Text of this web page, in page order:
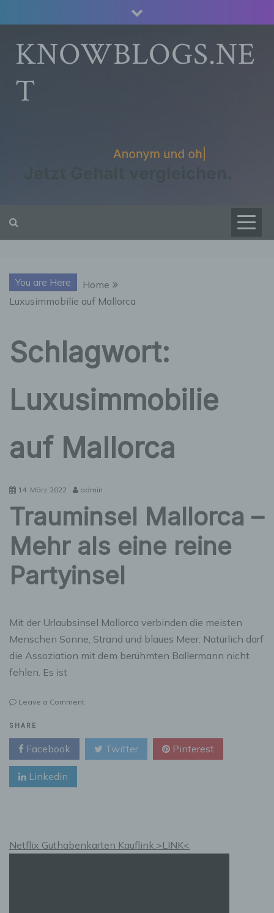
to
contentKNOWBLOGS.NE
T
You are Here
Home
Luxusimmobilie auf Mallorca
Schlagwort:
Luxusimmobilie
auf Mallorca
14. März 2022 admin
Trauminsel Mallorca –
Mehr als eine reine
Partyinsel
Mit der Urlaubsinsel Mallorca verbinden die meisten
Menschen Sonne, Strand und blaues Meer. Natürlich darf
die Assoziation mit dem berühmten Ballermann nicht
fehlen. Es ist
Leave a Commenton
–
Mehr
als
SHARE
Facebook Twitter Pinterest
Linkedin
Netflix Guthabenkarten Kauflink.>LINK<